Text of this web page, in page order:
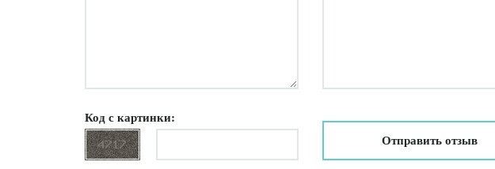
Код с картинки:
Отправить отзыв